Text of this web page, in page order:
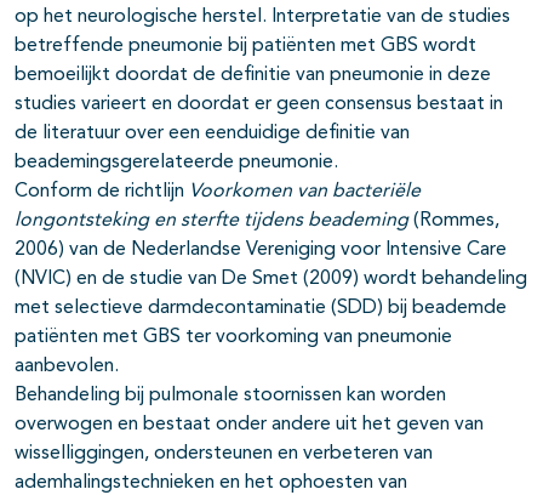
op het neurologische herstel. Interpretatie van de studies
betreffende pneumonie bij patiënten met GBS wordt
bemoeilijkt doordat de definitie van pneumonie in deze
studies varieert en doordat er geen consensus bestaat in
de literatuur over een eenduidige definitie van
beademingsgerelateerde pneumonie.
Conform de richtlijn Voorkomen van bacteriële
longontsteking en sterfte tijdens beademing(Rommes,
2006) van de Nederlandse Vereniging voor Intensive Care
(NVIC) en de studie van De Smet (2009) wordt behandeling
met selectieve darmdecontaminatie (SDD) bij beademde
patiënten met GBS ter voorkoming van pneumonie
aanbevolen.
Behandeling bij pulmonale stoornissen kan worden
overwogen en bestaat onder andere uit het geven van
wisselliggingen, ondersteunen en verbeteren van
ademhalingstechnieken en het ophoesten van